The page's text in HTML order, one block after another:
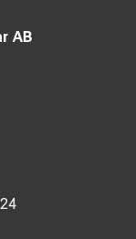
AB